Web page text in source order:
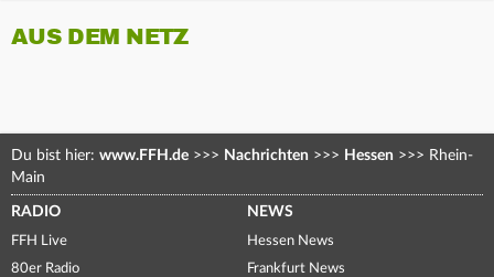
AUS DEM NETZ
Du bist hier: www.FFH.de >>> Nachrichten >>> Hessen >>> Rhein-
Main
RADIO
FFH Live
80er Radio
NEWS
Hessen News
Frankfurt News